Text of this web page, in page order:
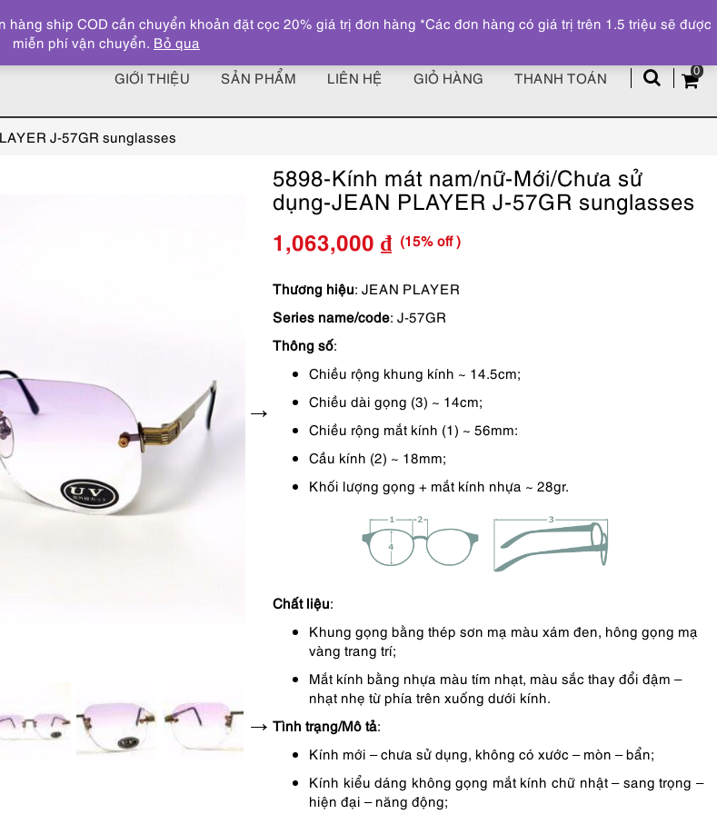
z
0
GIỚI THIỆU SẢN PHẨM LIÊN HỆ GIỎ HÀNG THANH TOÁN
J-57GR sunglasses
5898-Kính mát nam/nữ-Mới/Chưa sử
dụng-JEAN PLAYER J-57GR sunglasses
Giá
gốc
là:
1,063,000 ₫
Giá
hiện
tại
1,063,000 ₫.
(15% off )
Thương hiệu: JEAN PLAYER
Series name/code: J-57GR
Thông số:
Chiều rộng khung kính ~ 14.5cm;
Chiều dài gọng (3) ~ 14cm;
Chiều rộng mắt kính (1) ~ 56mm:
Cầu kính (2) ~ 18mm;
Khối lượng gọng + mắt kính nhựa ~ 28gr.
Chất liệu:
Khung gọng bằng thép sơn mạ màu xám đen, hông gọng mạ
vàng trang trí;
Mắt kính bằng nhựa màu tím nhạt, màu sắc thay đổi đậm –
nhạt nhẹ từ phía trên xuống dưới kính.
Tình trạng/Mô tả:
Kính mới – chưa sử dụng, không có xước – mòn – bẩn;
Kính kiểu dáng không gọng mắt kính chữ nhật – sang trọng –
hiện đại – năng động;
ship COD cần chuyển khoản đặt cọc 20% giá trị đơn hàng *Các đơn hàng có giá trị trên 1.5 triệu sẽ được
miễn phí vận chuyển. Bỏ qua